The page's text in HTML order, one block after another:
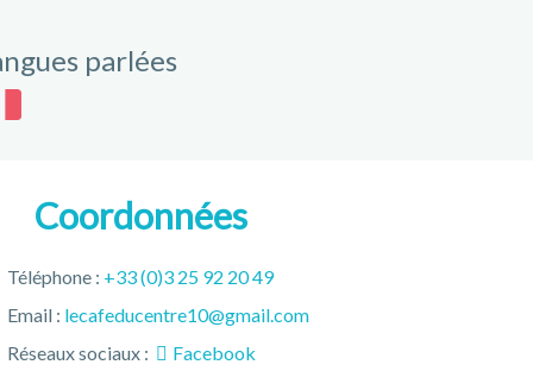
parlées
Coordonnées
Téléphone : +33 (0)3 25 92 20 49
Email : lecafeducentre10@gmail.com
Réseaux sociaux :
Facebook